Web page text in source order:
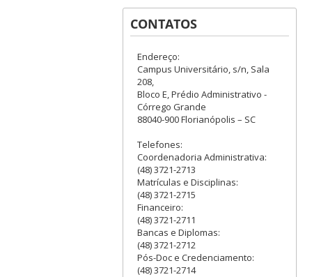
CONTATOS
Endereço:
Campus Universitário, s/n, Sala
208,
Bloco E, Prédio Administrativo -
Córrego Grande
88040-900 Florianópolis – SC
Telefones:
Coordenadoria Administrativa:
(48) 3721-2713
Matrículas e Disciplinas:
(48) 3721-2715
Financeiro:
(48) 3721-2711
Bancas e Diplomas:
(48) 3721-2712
Pós-Doc e Credenciamento:
(48) 3721-2714